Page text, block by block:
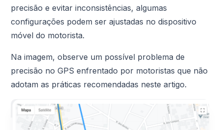
precisão e evitar inconsistências, algumas
configurações podem ser ajustadas no dispositivo
móvel do motorista.
Na imagem, observe um possível problema de
precisão no GPS enfrentado por motoristas que não
adotam as práticas recomendadas neste artigo.